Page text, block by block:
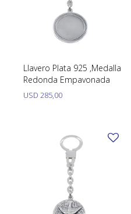
Llavero Plata 925 ,Medalla
Redonda Empavonada
USD 285,00